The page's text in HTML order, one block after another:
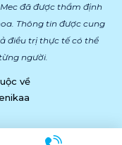
đã được thẩm định
Thông tin được cung
điều trị thực tế có thể
người.
về